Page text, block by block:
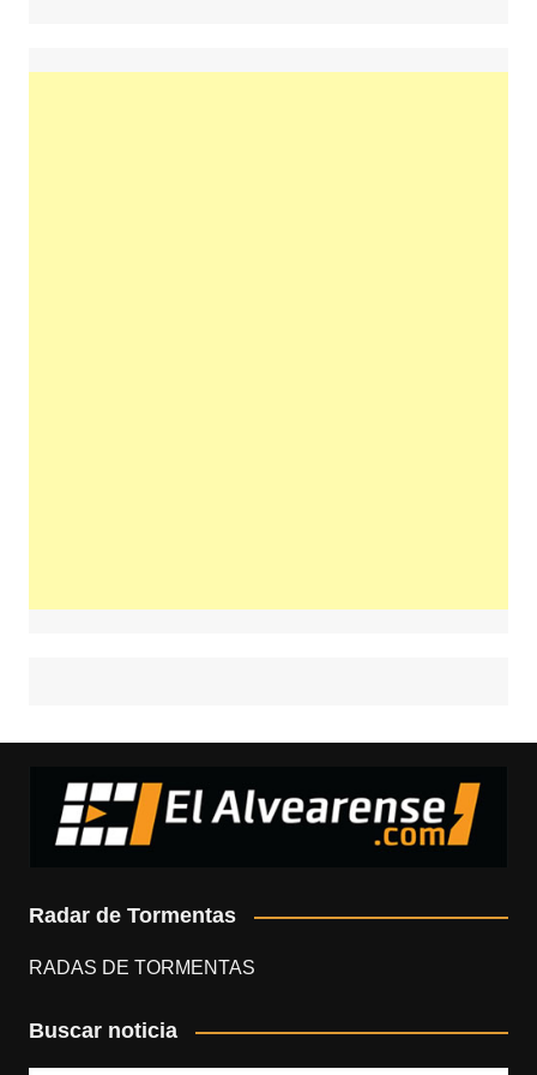
Radar de Tormentas
RADAS DE TORMENTAS
Buscar noticia